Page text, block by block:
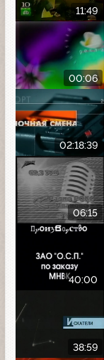
11:49
00:06
02:18:39
06:15
40:00
38:59